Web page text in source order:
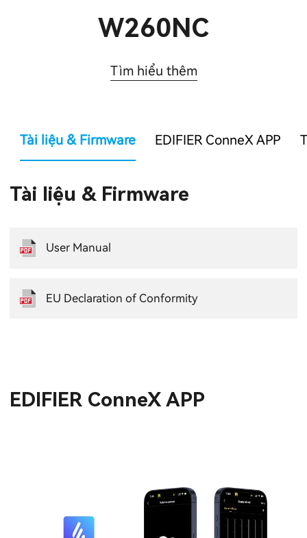
W260NC
Tìm hiểu thêm
Tài liệu & Firmware EDIFIER ConneX APP
Tài liệu & Firmware
User Manual
EU Declaration of Conformity
EDIFIER ConneX APP